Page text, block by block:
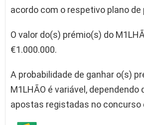
acordo com o respetivo plano de
O valor do(s) prémio(s) do
€1.000.000.
A probabilidade de ganhar o(s)
M1LHÃO é variável, dependendo
apostas registadas no concurso